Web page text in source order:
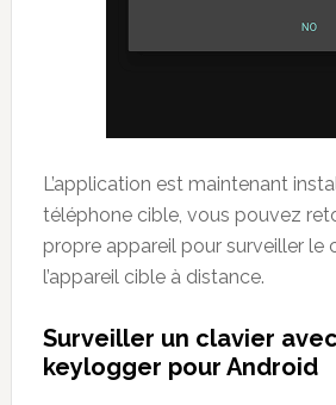
L’application est maintenant
téléphone cible, vous pouvez
propre appareil pour surveiller le
l’appareil cible à distance.
Surveiller un clavier
keylogger pour Android